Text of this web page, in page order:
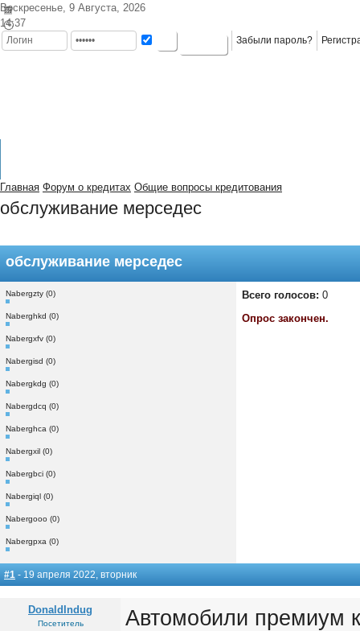
Воскресенье, 9 Августа, 2026
14:37
Забыли пароль?
Главная Форум о кредитах Общие вопросы кредитования
обслуживание мерседес
обслуживание мерседес
Nabergzty (0)
Naberghkd (0)
Nabergxfv (0)
Nabergisd (0)
Nabergkdg (0)
Nabergdcq (0)
Naberghca (0)
Nabergxil (0)
Nabergbci (0)
Nabergiql (0)
Nabergooo (0)
Nabergpxa (0)
Всего голосов: 0
Опрос закончен.
#1 - 19 апреля 2022, вторник
DonaldIndug
Посетитель
Автомобили премиум